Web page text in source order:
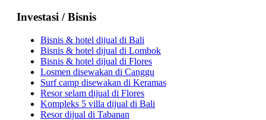
Investasi / Bisnis
Bisnis & hotel dijual di Bali
Bisnis & hotel dijual di Lombok
Bisnis & hotel dijual di Flores
Losmen disewakan di Canggu
Surf camp disewakan di Keramas
Resor selam dijual di Flores
Kompleks 5 villa dijual di Bali
Resor dijual di Tabanan